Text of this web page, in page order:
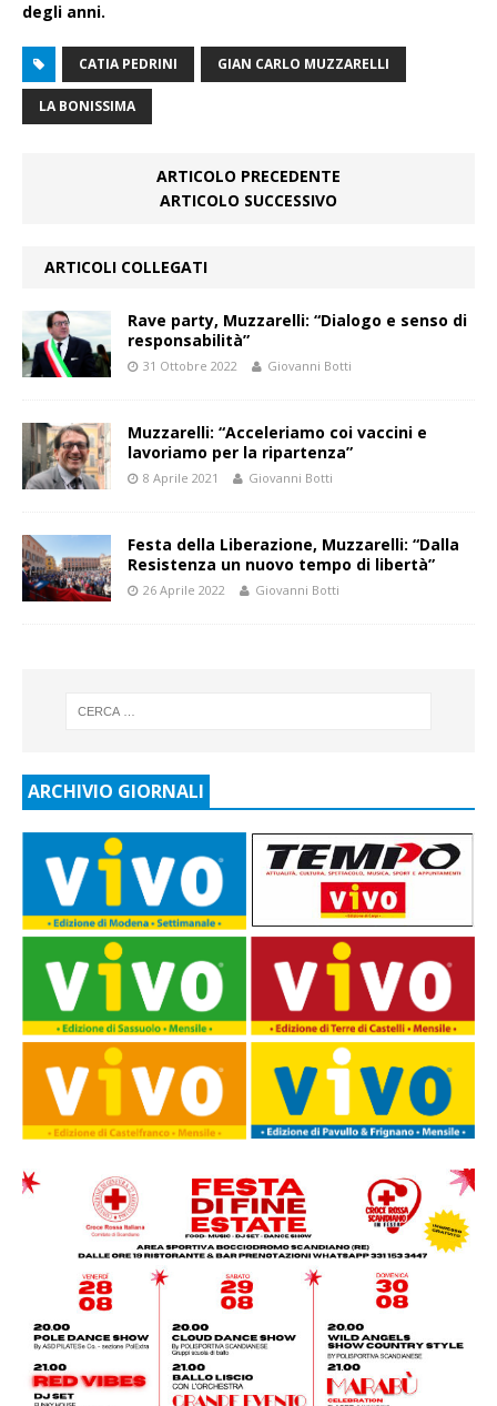
degli anni.
CATIA PEDRINI GIAN CARLO MUZZARELLI
LA BONISSIMA
ARTICOLO PRECEDENTE
ARTICOLO SUCCESSIVO
ARTICOLI COLLEGATI
Rave party, Muzzarelli: “Dialogo e senso di
responsabilità”
31 Ottobre 2022 Giovanni Botti
Muzzarelli: “Acceleriamo coi vaccini e
lavoriamo per la ripartenza”
8 Aprile 2021 Giovanni Botti
Festa della Liberazione, Muzzarelli: “Dalla
Resistenza un nuovo tempo di libertà”
26 Aprile 2022 Giovanni Botti
ARCHIVIO GIORNALI